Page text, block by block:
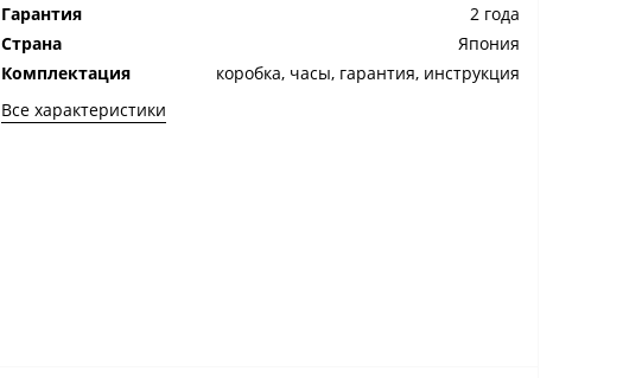
Гарантия
2 года
Страна
Япония
Комплектация
коробка, часы, гарантия, инструкция
Все характеристики